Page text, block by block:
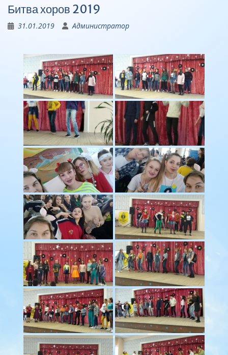
Битва хоров 2019
31.01.2019 Администратор